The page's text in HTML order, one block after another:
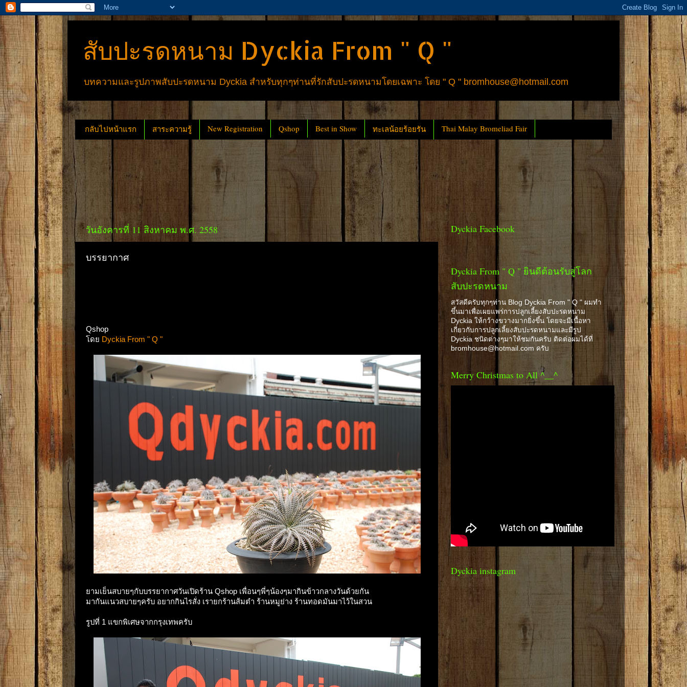
สับปะรดหนาม Dyckia From " Q "
บทความและรูปภาพสับปะรดหนาม Dyckia สำหรับทุกๆท่านที่รักสับปะรดหนามโดยเฉพาะ โดย " Q " bromhouse@hotmail.com
กลับไปหน้าแรก สาระความรู้ New Registration Qshop Best in Show ทะเลน้อยร้อยรัน Thai Malay Bromeliad Fair
วันอังคารที่ 11 สิงหาคม พ.ศ. 2558
บรรยากาศ
Qshop
โดย Dyckia From " Q "
ยามเย็นสบายๆกับบรรยากาศวันเปิดร้าน Qshop เพื่อนๆพี่ๆน้องๆมากินข้าวกลางวันด้วยกัน
มากันแนวสบายๆครับ อยากกินไรสั่ง เรายกร้านส้มตำ ร้านหมูย่าง ร้านทอดมันมาไว้ในสวน
รูปที่ 1 แขกพิเศษจากกรุงเทพครับ
Dyckia Facebook
Dyckia From " Q " ยินดีต้อนรับสู่โลก
สับปะรดหนาม
สวัสดีครับทุกๆท่าน Blog Dyckia From " Q " ผมทำ
ขึ้นมาเพื่อเผยแพร่การปลูกเลี้ยงสับปะรดหนาม
Dyckia ให้กว้างขวางมากยิ่งขึ้น โดยจะมีเนื้อหา
เกี่ยวกับการปลูกเลี้ยงสับปะรดหนามและมีรูป
Dyckia ชนิดต่างๆมาให้ชมกันครับ ติดต่อผมได้ที่
bromhouse@hotmail.com ครับ
Merry Christmas to All ^__^
Dyckia instagram